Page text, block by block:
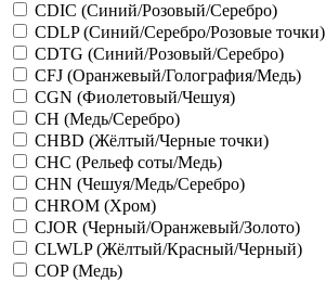
CDIC (Синий/Розовый/Серебро)
CDLP (Синий/Серебро/Розовые точки)
CDTG (Синий/Розовый/Серебро)
CFJ (Оранжевый/Голография/Медь)
CGN (Фиолетовый/Чешуя)
CH (Медь/Серебро)
CHBD (Жёлтый/Черные точки)
CHC (Рельеф соты/Медь)
CHN (Чешуя/Медь/Серебро)
CHROM (Хром)
CJOR (Черный/Оранжевый/Золото)
CLWLP (Жёлтый/Красный/Черный)
COP (Медь)